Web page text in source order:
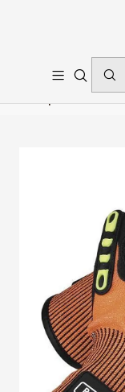
SOLICITE
OUTRAS DIMENSÕES
Luvas